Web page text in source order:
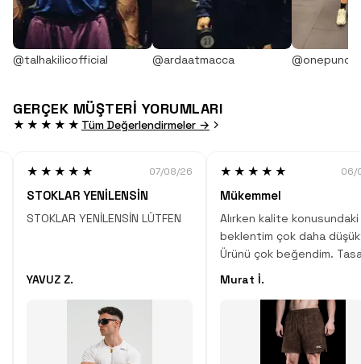
@talhakilicofficial @ardaatmacca
GERÇEK MÜŞTERİ YORUMLARI
★★★★★ Tüm Değerlendirmeler →
★★★★★ 07/08/26
STOKLAR YENİLENSİN
STOKLAR YENİLENSİN LÜTFEN
YAVUZ Z.
★★★★★ 06/
Mükemmel
Alırken kalite konusundaki
beklentim çok daha
Ürünü çok beğendim.
desen, kumaş kalitesi
Murat İ.